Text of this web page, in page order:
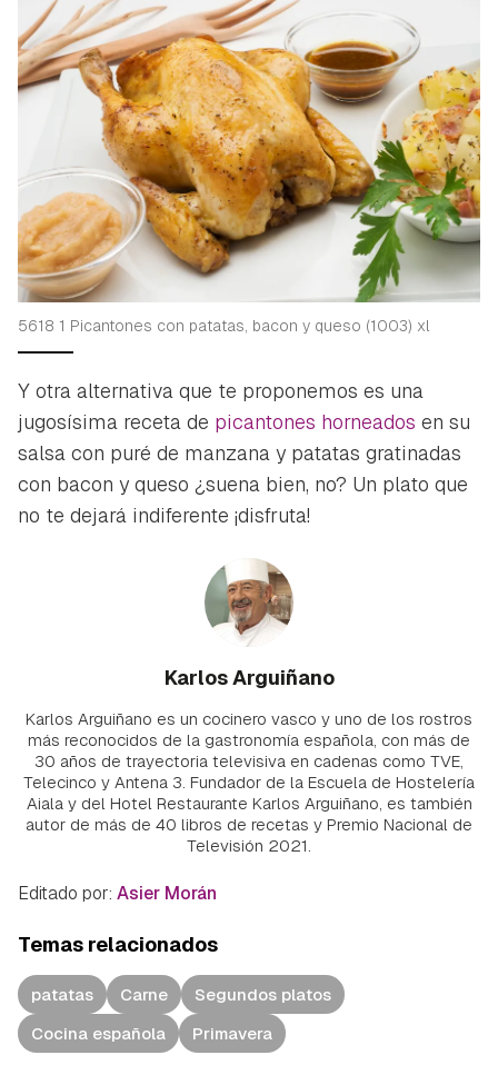
5618 1 Picantones con patatas, bacon y queso (1003) xl
Y otra alternativa que te proponemos es una
jugosísima receta de picantones horneados en su
salsa con puré de manzana y patatas gratinadas
con bacon y queso ¿suena bien, no? Un plato que
no te dejará indiferente ¡disfruta!
Karlos Arguiñano
Karlos Arguiñano es un cocinero vasco y uno de los rostros
más reconocidos de la gastronomía española, con más de
30 años de trayectoria televisiva en cadenas como TVE,
Telecinco y Antena 3. Fundador de la Escuela de Hostelería
Aiala y del Hotel Restaurante Karlos Arguiñano, es también
autor de más de 40 libros de recetas y Premio Nacional de
Televisión 2021.
Editado por: Asier Morán
Temas relacionados
patatas Carne
Segundos platos
Cocina española
Primavera